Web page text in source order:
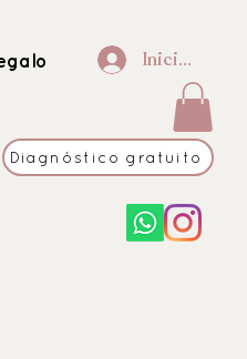
Iniciar sesión
Diagnóstico gratuito